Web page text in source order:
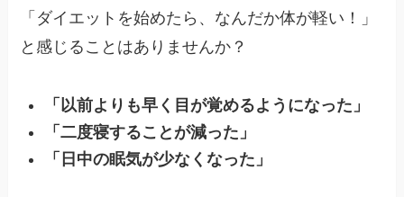
「ダイエットを始めたら、なんだか体が軽い！」
と感じることはありませんか？
「以前よりも早く目が覚めるようになった」
「二度寝することが減った」
「日中の眠気が少なくなった」